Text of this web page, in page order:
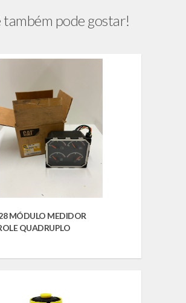
também pode gostar!
MÓDULO MEDIDOR
QUADRUPLO